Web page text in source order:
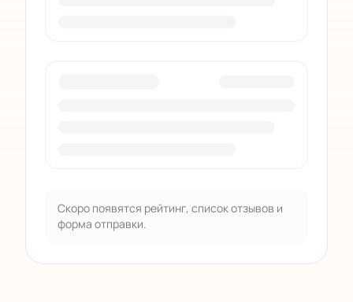
Скоро появятся рейтинг, список отзывов и
форма отправки.